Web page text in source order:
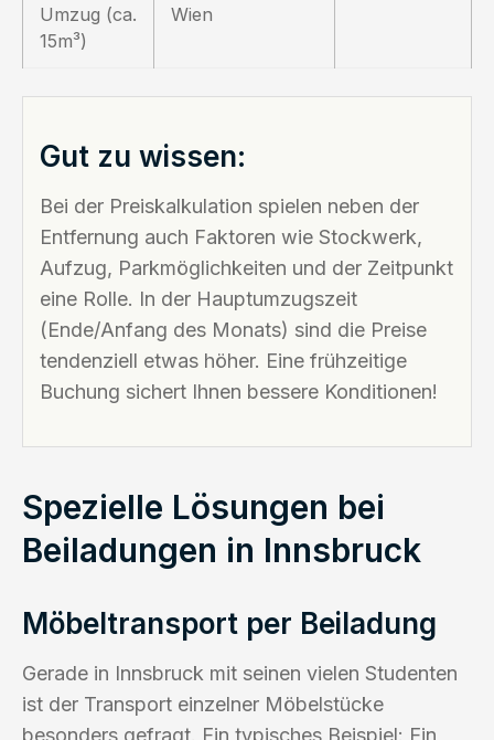
Umzug (ca.
15m³)
Wien
Gut zu wissen:
Bei der Preiskalkulation spielen neben der
Entfernung auch Faktoren wie Stockwerk,
Aufzug, Parkmöglichkeiten und der Zeitpunkt
eine Rolle. In der Hauptumzugszeit
(Ende/Anfang des Monats) sind die Preise
tendenziell etwas höher. Eine frühzeitige
Buchung sichert Ihnen bessere Konditionen!
Spezielle Lösungen bei
Beiladungen in Innsbruck
Möbeltransport per Beiladung
Gerade in Innsbruck mit seinen vielen Studenten
ist der Transport einzelner Möbelstücke
besonders gefragt. Ein typisches Beispiel: Ein